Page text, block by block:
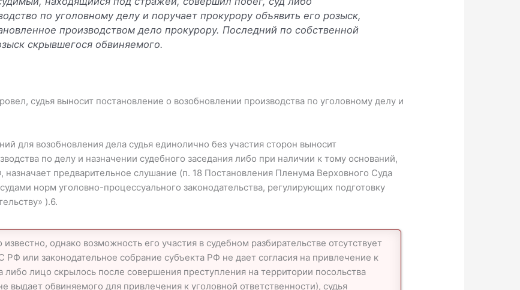
по уголовному делу и поручает прокурору объявить его розыск,
производством дело прокурору. Последний по собственной
скрывшегося обвиняемого.
судья выносит постановление о возобновлении производства по уголовному делу и
для возобновления дела судья единолично без участия сторон выносит
по делу и назначении судебного заседания либо при наличии к тому оснований,
предварительное слушание (п. 18 Постановления Пленума Верховного Суда
норм уголовно-процессуального законодательства, регулирующих подготовку
).6.
однако возможность его участия в судебном разбирательстве отсутствует
или законодательное собрание субъекта РФ не дает согласия на привлечение к
либо лицо скрылось после совершения преступления на территории посольства
выдает обвиняемого для привлечения к уголовной ответственности), судья